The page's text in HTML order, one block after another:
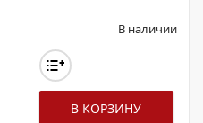
В наличии
В КОРЗИНУ